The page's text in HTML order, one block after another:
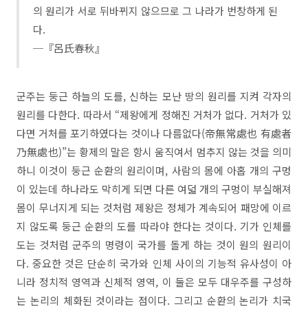
의 원리가 서로 뒤바뀌지 않으므로 그 나라가 번창하게 된
다.
─『呂氏春秋』
​군주는 둥근 하늘의 도를, 신하는 모난 땅의 원리를 지켜 각자의
원리를 다한다. 따라서 “제왕에게 정해진 거처가 없다. 거처가 있
다면 거처를 포기하였다는 것이나 다름없다(帝無常處也 有處者
乃無處也)”는 황제의 말은 항시 움직여서 멈추지 않는 것을 의미
하니 이것이 둥근 순환의 원리이며, 사람의 몸에 아홉 개의 구멍
이 있는데 하나라도 막히게 되면 다른 여덟 개의 구멍이 부실해져
몸이 무너지게 되는 것처럼 제왕은 정체가 계속되어 패망에 이르
지 않도록 둥근 순환의 도를 따라야 한다는 것이다. 기가 인체를
도는 것처럼 군주의 명령이 국가를 돌게 하는 것이 원의 원리이
다. 중요한 것은 단순히 국가와 인체 사이의 기능적 유사성이 아
니라 정치적 영역과 신체적 영역, 이 둘은 모두 대우주를 구성하
는 논리의 체화된 것이라는 점이다. 그리고 순환의 논리가 치국